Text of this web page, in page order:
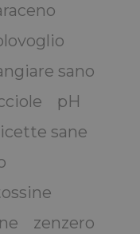
sano
pH
sane
zenzero